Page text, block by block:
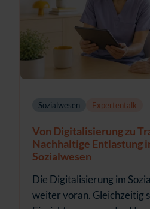
Sozialwesen Expertentalk
Von Digitalisierung zu
Nachhaltige Entlastung
Sozialwesen
Die Digitalisierung im
weiter voran. Gleichzeitig